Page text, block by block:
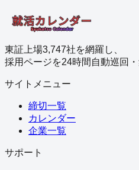
東証上場3,747社を網羅し、
採用ページを24時間自動巡回・
サイトメニュー
締切一覧
カレンダー
企業一覧
サポート